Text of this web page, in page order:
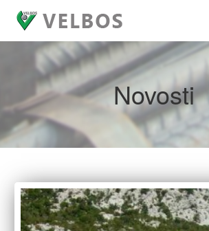
Novosti